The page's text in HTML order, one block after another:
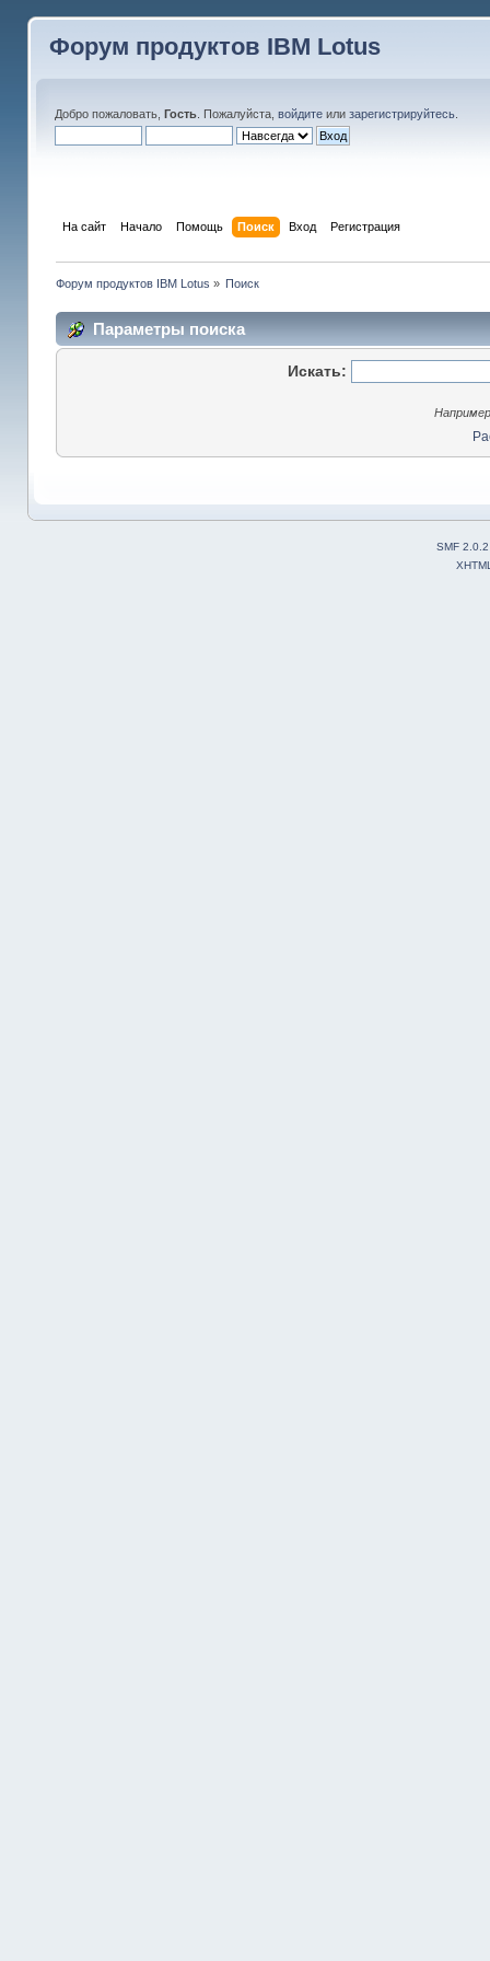
Форум продуктов IBM Lotus
Добро пожаловать, Гость. Пожалуйста, войдитеили зарегистрируйтесь.
На сайт Начало Помощь Поиск Вход Регистрация
Форум продуктов IBM Lotus » Поиск
Параметры поиска
Искать:
SMF 2.0.2